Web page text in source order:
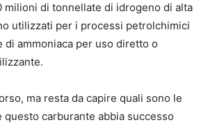
milioni di tonnellate di idrogeno di alta
utilizzati per i processi petrolchimici
di ammoniaca per uso diretto o
ma resta da capire quali sono le
carburante abbia successo